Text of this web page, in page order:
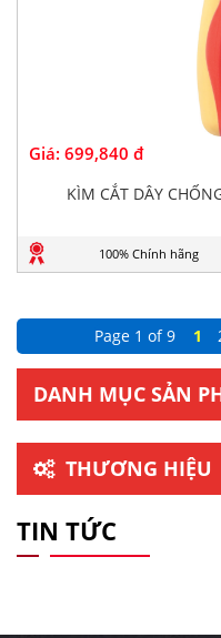
Giá: 699,840 đ
KÌM CẮT DÂY
100% Chính hãng
Page 1 of 9 1
DANH MỤC SẢN
THƯƠNG HIỆU
TIN TỨC